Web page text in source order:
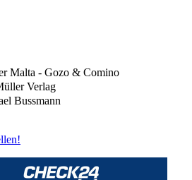
Malta - Gozo & Comino
Verlag
Bussmann